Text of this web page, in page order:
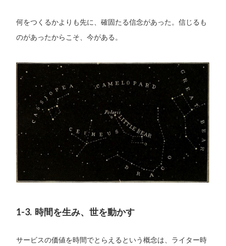
何をつくるかよりも先に、確固たる信念があった。信じるも
のがあったからこそ、今がある。
1-3. 時間を生み、世を動かす
サービスの価値を時間でとらえるという概念は、ライター時